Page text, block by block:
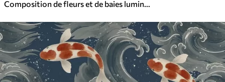
Composition de fleurs et de baies lumineuses avec des perroquets